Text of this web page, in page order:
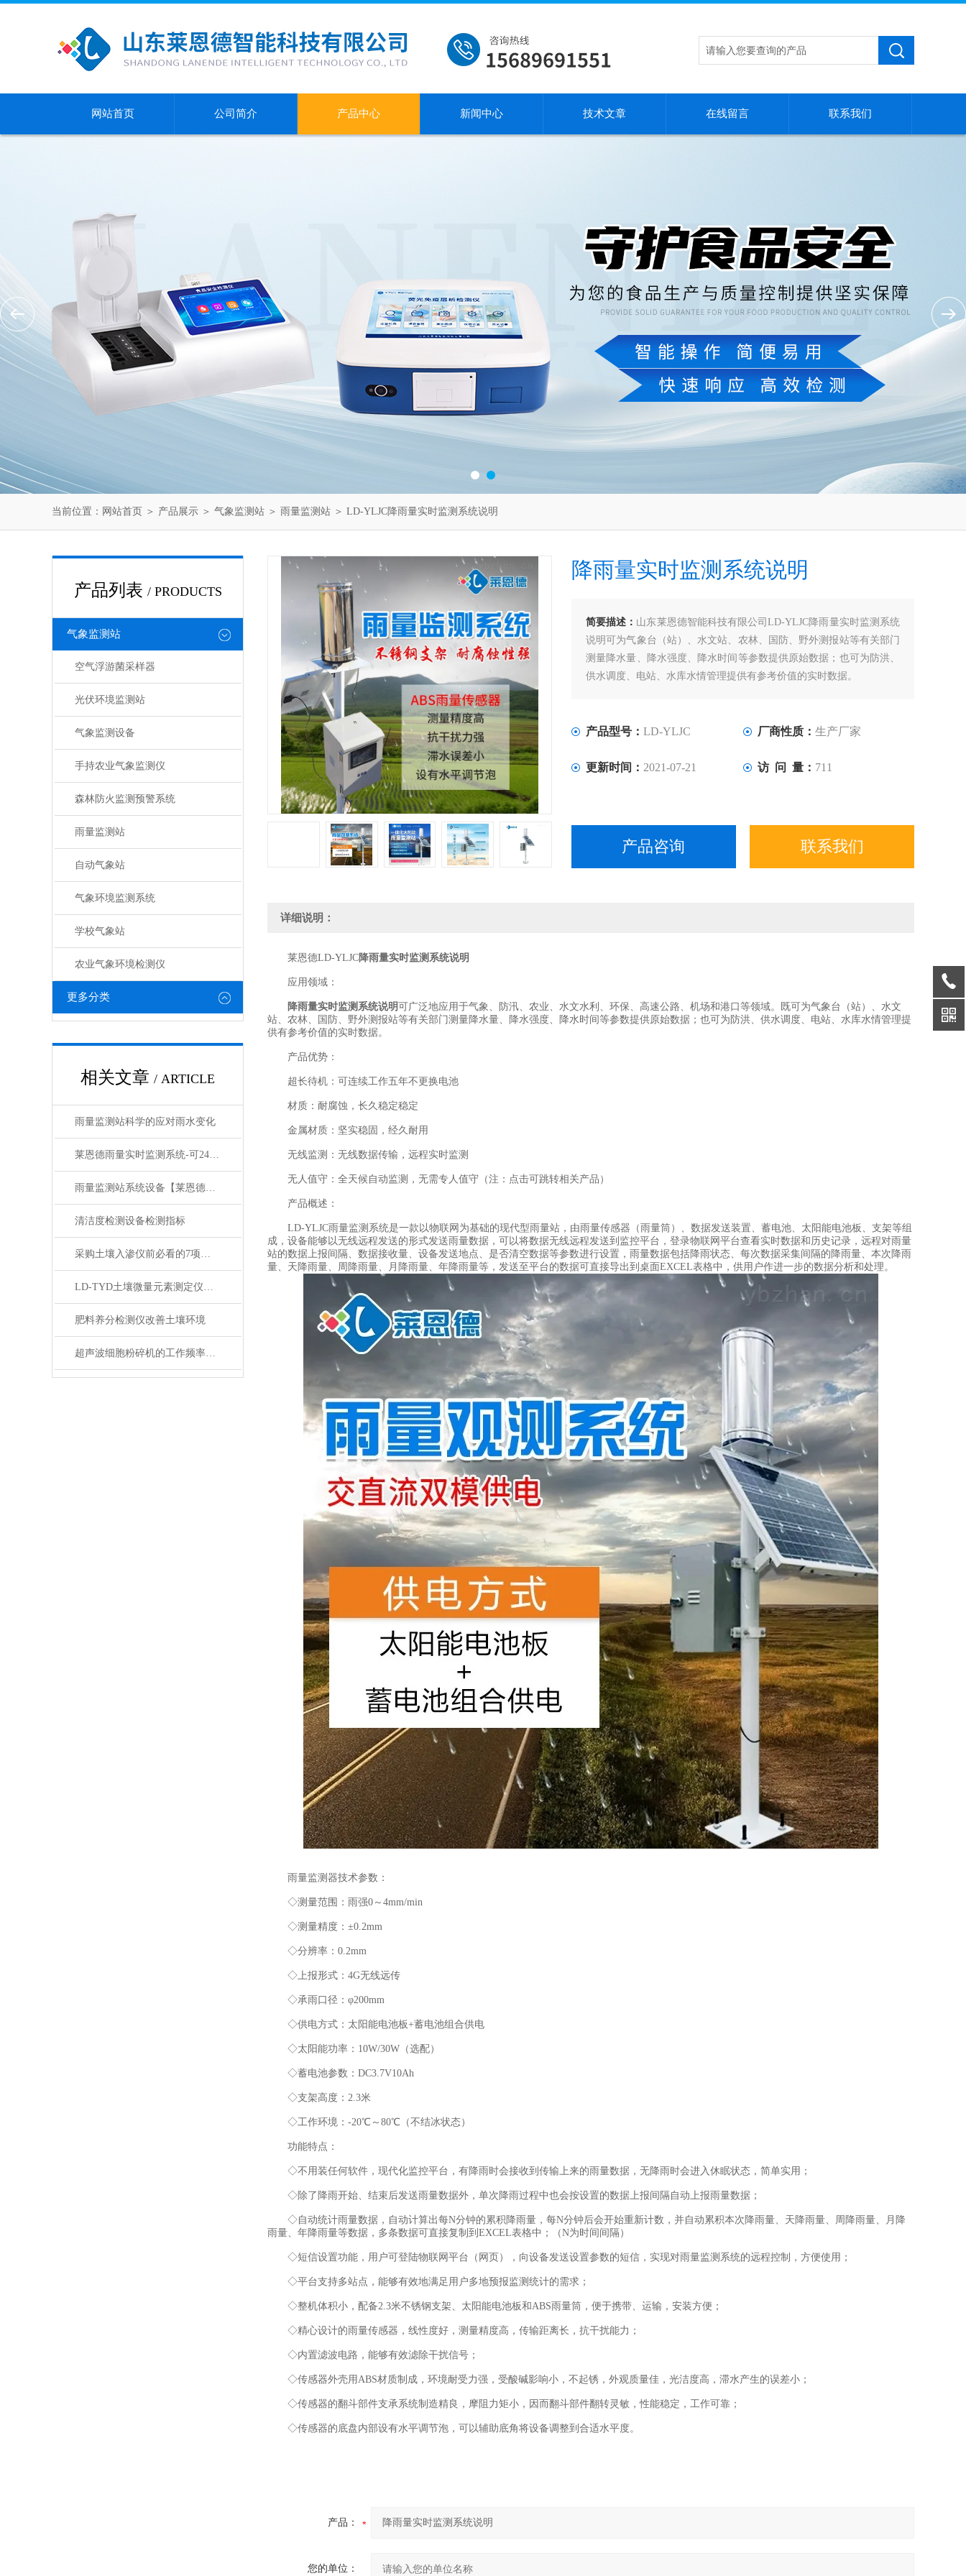
网站首页 公司简介 产品中心 新闻中心 技术文章 在线留言 联系我们
当前位置： 网站首页 ＞ 产品展示 ＞ 气象监测站 ＞ 雨量监测站 ＞ LD-YLJC降雨量实时监测系统说明
产品列表 / PRODUCTS
气象监测站
空气浮游菌采样器
光伏环境监测站
气象监测设备
手持农业气象监测仪
森林防火监测预警系统
雨量监测站
自动气象站
气象环境监测系统
学校气象站
农业气象环境检测仪
更多分类
相关文章 / ARTICLE
雨量监测站科学的应对雨水变化
莱恩德雨量实时监测系统-可24小时检测降雨量
雨量监测站系统设备【莱恩德LD-YLJC】
清洁度检测设备检测指标
采购土壤入渗仪前必看的7项检查清单
LD-TYD土壤微量元素测定仪特点
肥料养分检测仪改善土壤环境
超声波细胞粉碎机的工作频率有哪些？
降雨量实时监测系统说明
简要描述： 山东莱恩德智能科技有限公司LD-YLJC降雨量实时监测系统
说明可为气象台（站）、水文站、农林、国防、野外测报站等有关部门
测量降水量、降水强度、降水时间等参数提供原始数据；也可为防洪、
供水调度、电站、水库水情管理提供有参考价值的实时数据。
产品型号： LD-YLJC 厂商性质： 生产厂家
更新时间： 2021-07-21 访 问 量： 711
产品咨询 联系我们
详细说明：
莱恩德LD-YLJC降雨量实时监测系统说明
应用领域：
降雨量实时监测系统说明可广泛地应用于气象、防汛、农业、水文水利、环保、高速公路、机场和港口等领域。既可为气象台（站）、水文
站、农林、国防、野外测报站等有关部门测量降水量、降水强度、降水时间等参数提供原始数据；也可为防洪、供水调度、电站、水库水情管理提
供有参考价值的实时数据。
产品优势：
超长待机：可连续工作五年不更换电池
‍材质‍：耐腐蚀，长久稳定稳定
金属‍材质：坚实稳固，经久耐用
无线监测：无线数据传输，远程实时监测
无人值守：全天候自动监测，无需专人值守（注：点击可跳转相关产品）
产品概述：
LD-YLJC雨量监测系统是一款以物联网为基础的现代型雨量站，由雨量传感器（雨量筒）、数据发送装置、蓄电池、太阳能电池板、支架等组
成，设备能够以无线远程发送的形式发送雨量数据，可以将数据无线远程发送到监控平台，登录物联网平台查看实时数据和历史记录，远程对雨量
站的数据上报间隔、数据接收量、设备发送地点、是否清空数据等参数进行设置，雨量数据包括降雨状态、每次数据采集间隔的降雨量、本次降雨
量、天降雨量、周降雨量、月降雨量、年降雨量等，发送至平台的数据可直接导出到桌面EXCEL表格中，供用户作进一步的数据分析和处理。
雨量监测器技术参数：
◇测量范围：雨强0～4mm/min
◇测量精度：±0.2mm
◇分辨率：0.2mm
◇上报形式：4G无线远传
◇承雨口径：φ200mm
◇供电方式：太阳能电池板+蓄电池组合供电
◇太阳能功率：10W/30W（选配）
◇蓄电池参数：DC3.7V10Ah
◇支架高度：2.3米
◇工作环境：-20℃～80℃（不结冰状态）
功能特点：
◇不用装任何软件，现代化监控平台，有降雨时会接收到传输上来的雨量数据，无降雨时会进入休眠状态，简单实用；
◇除了降雨开始、结束后发送雨量数据外，单次降雨过程中也会按设置的数据上报间隔自动上报雨量数据；
◇自动统计雨量数据，自动计算出每N分钟的累积降雨量，每N分钟后会开始重新计数，并自动累积本次降雨量、天降雨量、周降雨量、月降
雨量、年降雨量等数据，多条数据可直接复制到EXCEL表格中；（N为时间间隔）
◇短信设置功能，用户可登陆物联网平台（网页），向设备发送设置参数的短信，实现对雨量监测系统的远程控制，方便使用；
◇平台支持多站点，能够有效地满足用户多地预报监测统计的需求；
◇整机体积小，配备2.3米不锈钢支架、太阳能电池板和ABS雨量筒，便于携带、运输，安装方便；
◇精心设计的雨量传感器，线性度好，测量精度高，传输距离长，抗干扰能力；
◇内置滤波电路，能够有效滤除干扰信号；
◇传感器外壳用ABS材质制成，环境耐受力强，受酸碱影响小，不起锈，外观质量佳，光洁度高，滞水产生的误差小；
◇传感器的翻斗部件支承系统制造精良，摩阻力矩小，因而翻斗部件翻转灵敏，性能稳定，工作可靠；
◇传感器的底盘内部设有水平调节泡，可以辅助底角将设备调整到合适水平度。
产品：
您的单位：